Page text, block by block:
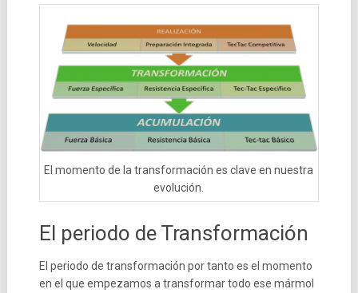
El momento de la transformación es clave en nuestra
evolución.
El periodo de Transformación
El periodo de transformación por tanto es el momento
en el que empezamos a transformar todo ese mármol